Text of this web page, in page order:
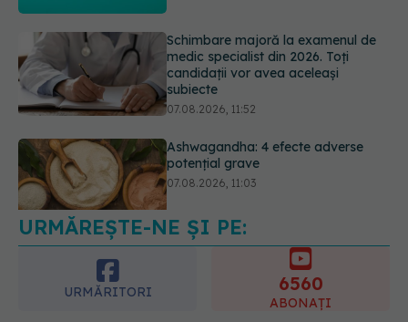
Ashwagandha: 4 efecte adverse
potențial grave
07.08.2026, 11:03
Ți-ai mărit buzele? Cele 4 greșeli
care pot strica rezultatul după
injectarea cu acid hialuronic
URMĂREȘTE-NE ȘI PE:
URMĂRITORI 6560
ABONAȚI